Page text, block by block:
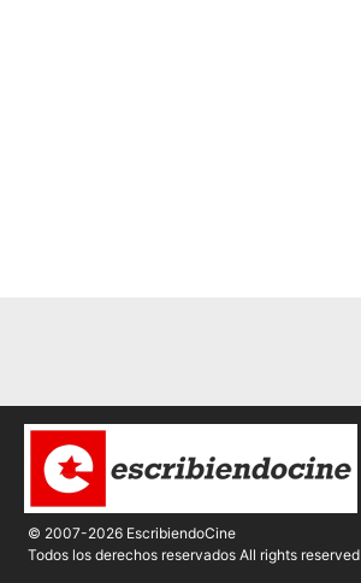
© 2007-2026 EscribiendoCine
Todos los derechos reservados All rights reserved